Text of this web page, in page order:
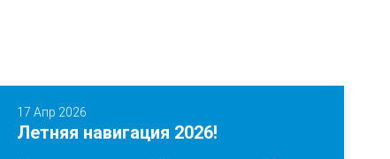
17 Апр 2026
Летняя навигация 2026!